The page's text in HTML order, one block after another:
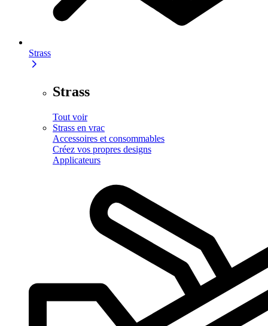
Strass
Strass
Tout voir
Strass en vrac
Accessoires et consommables
Créez vos propres designs
Applicateurs